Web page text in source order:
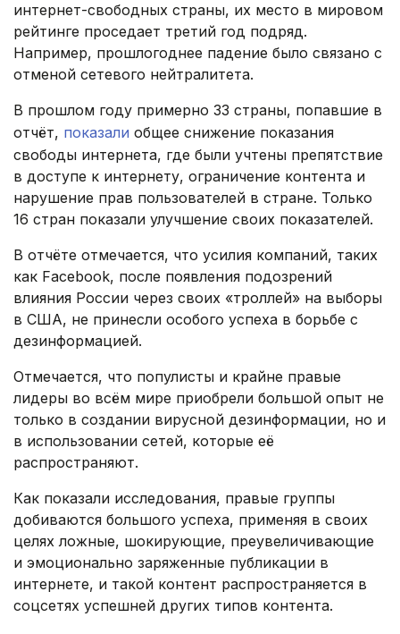
интернет-свободных страны, их место в мировом
рейтинге проседает третий год подряд.
Например, прошлогоднее падение было связано с
отменой сетевого нейтралитета.
В прошлом году примерно 33 страны, попавшие в
отчёт, показали общее снижение показания
свободы интернета, где были учтены препятствие
в доступе к интернету, ограничение контента и
нарушение прав пользователей в стране. Только
16 стран показали улучшение своих показателей.
В отчёте отмечается, что усилия компаний, таких
как Facebook, после появления подозрений
влияния России через своих «троллей» на выборы
в США, не принесли особого успеха в борьбе с
дезинформацией.
Отмечается, что популисты и крайне правые
лидеры во всём мире приобрели большой опыт не
только в создании вирусной дезинформации, но и
в использовании сетей, которые её
распространяют.
Как показали исследования, правые группы
добиваются большого успеха, применяя в своих
целях ложные, шокирующие, преувеличивающие
и эмоционально заряженные публикации в
интернете, и такой контент распространяется в
соцсетях успешней других типов контента.